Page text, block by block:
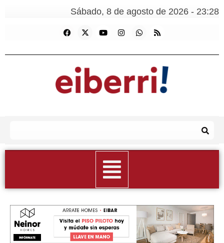
Sábado, 8 de agosto de 2026 - 23:28